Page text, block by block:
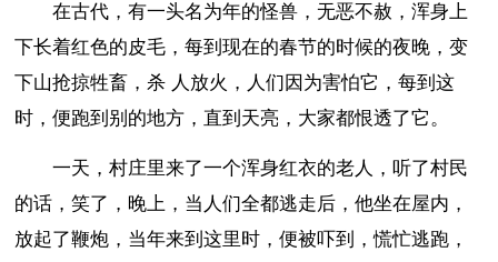
在古代，有一头名为年的怪兽，无恶不赦，浑身上
下长着红色的皮毛，每到现在的春节的时候的夜晚，变
下山抢掠牲畜，杀 人放火，人们因为害怕它，每到这
时，便跑到别的地方，直到天亮，大家都恨透了它。
一天，村庄里来了一个浑身红衣的老人，听了村民
的话，笑了，晚上，当人们全都逃走后，他坐在屋内，
放起了鞭炮，当年来到这里时，便被吓到，慌忙逃跑，